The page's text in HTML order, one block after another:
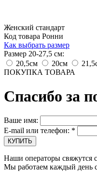
Женский стандарт
Код товара Ронни
Как выбрать размер
Размер 20-27,5 см:
20,5см
20см
ПОКУПКА ТОВАРА
Спасибо за
Ваше имя:
E-mail или телефон: *
Наши операторы свяжутся
Мы работаем каждый день